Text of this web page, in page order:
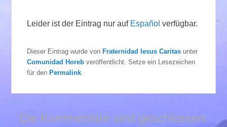
Leider ist der Eintrag nur auf Español verfügbar.
Dieser Eintrag wurde vonFraternidad Iesus Caritas unter
Comunidad Horeb veröffentlicht. Setze ein Lesezeichen
für denPermalink
Die Kommentare sind geschlossen.